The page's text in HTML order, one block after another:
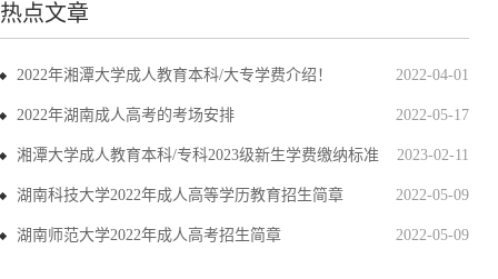
热点文章
2022-04-01
2022年湘潭大学成人教育本科/大专学费介绍！
2022-05-17
2022年湖南成人高考的考场安排
2023-02-11
湘潭大学成人教育本科/专科2023级新生学费缴纳标准
2022-05-09
湖南科技大学2022年成人高等学历教育招生简章
2022-05-09
湖南师范大学2022年成人高考招生简章